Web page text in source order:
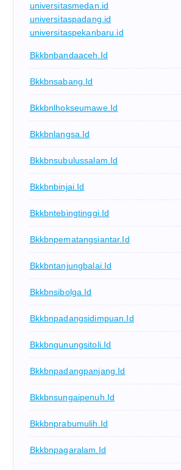
universitasmedan.id
universitaspadang.id
universitaspekanbaru.id
Bkkbnbandaaceh.id
Bkkbnsabang.id
Bkkbnlhokseumawe.id
Bkkbnlangsa.id
Bkkbnsubulussalam.id
Bkkbnbinjai.id
Bkkbntebingtinggi.id
Bkkbnpematangsiantar.id
Bkkbntanjungbalai.id
Bkkbnsibolga.id
Bkkbnpadangsidimpuan.id
Bkkbngunungsitoli.id
Bkkbnpadangpanjang.id
Bkkbnsungaipenuh.id
Bkkbnprabumulih.id
Bkkbnpagaralam.id